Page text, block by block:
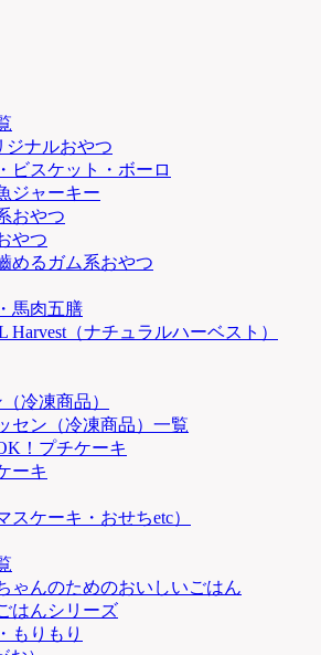
ジナルおやつ
ビスケット・ボーロ
ジャーキー
おやつ
やつ
めるガム系おやつ
馬肉五膳
Harvest（ナチュラルハーベスト）
冷凍商品）
セン（冷凍商品）一覧
！プチケーキ
ーキ
スケーキ・おせちetc）
ゃんのためのおいしいごはん
はんシリーズ
もりもり